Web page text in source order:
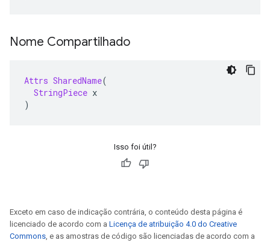
Nome Compartilhado
Attrs SharedName(
StringPiece x
)
Isso foi útil?
Exceto em caso de indicação contrária, o conteúdo desta página é
licenciado de acordo com a Licença de atribuição 4.0 do Creative
Commons, e as amostras de código são licenciadas de acordo com a